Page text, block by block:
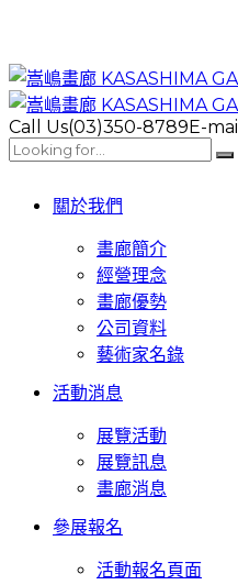
Call Us(03)350-8789E-mail
關於我們
畫廊簡介
經營理念
畫廊優勢
公司資料
藝術家名錄
活動消息
展覽活動
展覽訊息
畫廊消息
參展報名
活動報名頁面